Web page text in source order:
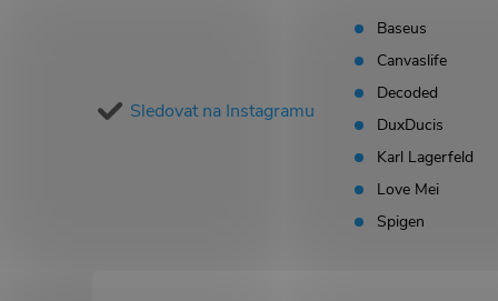
Sledovat na Instagramu
Baseus
Canvaslife
Decoded
DuxDucis
Karl Lagerfeld
Love Mei
Spigen